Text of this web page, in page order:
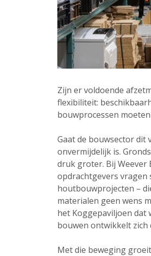
Zijn er voldoende
flexibiliteit:
bouwprocessen
Gaat de bouwsector dit
onvermijdelijk is.
druk groter. Bij Weever
opdrachtgevers vragen
houtbouwprojecten –
materialen geen wens
het Koggepaviljoen dat
bouwen ontwikkelt zich
Met die beweging